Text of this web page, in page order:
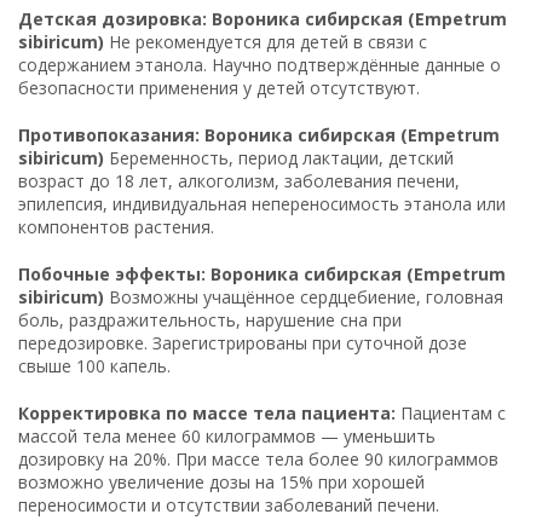
Детская дозировка: Вороника сибирская (Empetrum
sibiricum) Не рекомендуется для детей в связи с
содержанием этанола. Научно подтверждённые данные о
безопасности применения у детей отсутствуют.
Противопоказания: Вороника сибирская (Empetrum
sibiricum) Беременность, период лактации, детский
возраст до 18 лет, алкоголизм, заболевания печени,
эпилепсия, индивидуальная непереносимость этанола или
компонентов растения.
Побочные эффекты: Вороника сибирская (Empetrum
sibiricum) Возможны учащённое сердцебиение, головная
боль, раздражительность, нарушение сна при
передозировке. Зарегистрированы при суточной дозе
свыше 100 капель.
Корректировка по массе тела пациента: Пациентам с
массой тела менее 60 килограммов — уменьшить
дозировку на 20%. При массе тела более 90 килограммов
возможно увеличение дозы на 15% при хорошей
переносимости и отсутствии заболеваний печени.